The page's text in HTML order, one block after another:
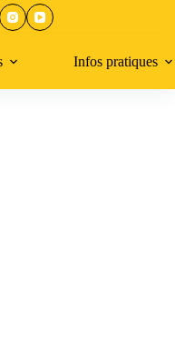
Infos pratiques